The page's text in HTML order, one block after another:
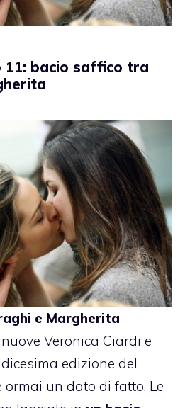
11: bacio saffico tra
e Margherita
Veronica Ciardi e
edizione del
ormai un dato di fatto. Le